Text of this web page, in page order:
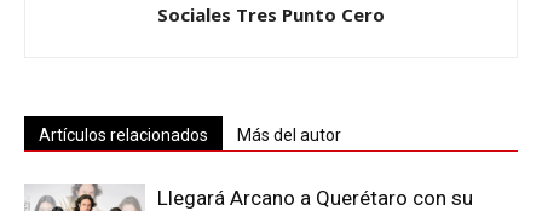
Sociales Tres Punto Cero
Artículos relacionados Más del autor
Llegará Arcano a Querétaro con su